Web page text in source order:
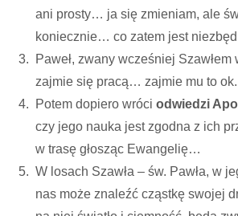
ani prosty… ja się zmieniam, ale
koniecznie… co zatem jest
Paweł, zwany wcześniej Szawłem
zajmie się pracą… zajmie mu to ok.
Potem dopiero wróci odwiedzi
czy jego nauka jest zgodna z ich
w trasę głosząc Ewangelię…
W losach Szawła – św. Pawła, w
nas może znaleźć cząstkę swojej